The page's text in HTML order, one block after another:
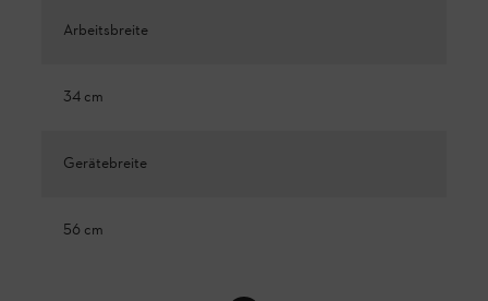
Arbeitsbreite
34 cm
Gerätebreite
56 cm